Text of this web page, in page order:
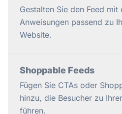
Gestalten Sie den Feed mit
Anweisungen passend zu
Website.
Shoppable Feeds
Fügen Sie CTAs oder
hinzu, die Besucher zu
führen.